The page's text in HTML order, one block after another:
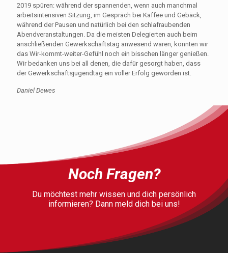
2019 spüren: während der spannenden, wenn auch manchmal
arbeitsintensiven Sitzung, im Gespräch bei Kaffee und Gebäck,
während der Pausen und natürlich bei den schlafraubenden
Abendveranstaltungen. Da die meisten Delegierten auch beim
anschließenden Gewerkschaftstag anwesend waren, konnten wir
das Wir-kommt-weiter-Gefühl noch ein bisschen länger genießen.
Wir bedanken uns bei all denen, die dafür gesorgt haben, dass
der Gewerkschaftsjugendtag ein voller Erfolg geworden ist.
Daniel Dewes
Noch Fragen?
Du möchtest mehr wissen und dich persönlich
informieren? Dann meld dich bei uns!